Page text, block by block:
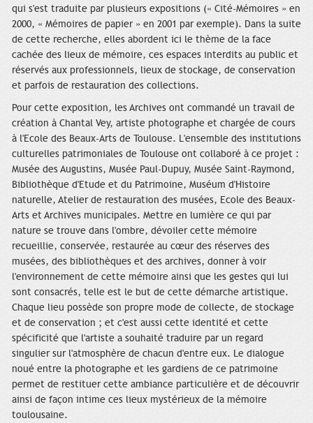
qui s'est traduite par plusieurs expositions (« Cité-Mémoires » en
2000, « Mémoires de papier » en 2001 par exemple). Dans la suite
de cette recherche, elles abordent ici le thème de la face
cachée des lieux de mémoire, ces espaces interdits au public et
réservés aux professionnels, lieux de stockage, de conservation
et parfois de restauration des collections.
Pour cette exposition, les Archives ont commandé un travail de
création à Chantal Vey, artiste photographe et chargée de cours
à l'Ecole des Beaux-Arts de Toulouse. L'ensemble des institutions
culturelles patrimoniales de Toulouse ont collaboré à ce projet :
Musée des Augustins, Musée Paul-Dupuy, Musée Saint-Raymond,
Bibliothèque d'Etude et du Patrimoine, Muséum d'Histoire
naturelle, Atelier de restauration des musées, Ecole des Beaux-
Arts et Archives municipales. Mettre en lumière ce qui par
nature se trouve dans l'ombre, dévoiler cette mémoire
recueillie, conservée, restaurée au cœur des réserves des
musées, des bibliothèques et des archives, donner à voir
l'environnement de cette mémoire ainsi que les gestes qui lui
sont consacrés, telle est le but de cette démarche artistique.
Chaque lieu possède son propre mode de collecte, de stockage
et de conservation ; et c'est aussi cette identité et cette
spécificité que l'artiste a souhaité traduire par un regard
singulier sur l'atmosphère de chacun d'entre eux. Le dialogue
noué entre la photographe et les gardiens de ce patrimoine
permet de restituer cette ambiance particulière et de découvrir
ainsi de façon intime ces lieux mystérieux de la mémoire
toulousaine.